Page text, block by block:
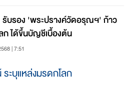
รับรอง 'พระปรางค์วัดอรุณฯ' ก้าว
ก ได้ขึ้นบัญชีเบื้องต้น
| 7:51
ะบุแหล่งมรดกโลก